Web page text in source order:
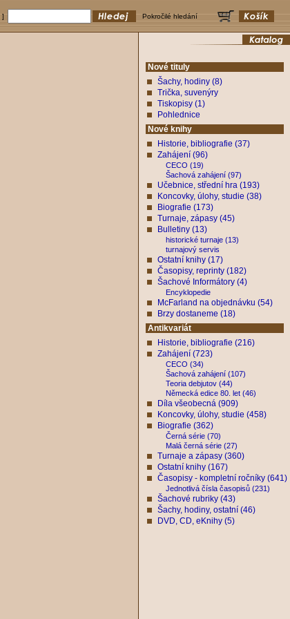
] Pokročilé hledání
Nové tituly
Šachy, hodiny (8)
Trička, suvenýry
Tiskopisy (1)
Pohlednice
Nové knihy
Historie, bibliografie (37)
Zahájení (96)
CECO (19)
Šachová zahájení (97)
Učebnice, střední hra (193)
Koncovky, úlohy, studie (38)
Biografie (173)
Turnaje, zápasy (45)
Bulletiny (13)
historické turnaje (13)
turnajový servis
Ostatní knihy (17)
Časopisy, reprinty (182)
Šachové Informátory (4)
Encyklopedie
McFarland na objednávku (54)
Brzy dostaneme (18)
Antikvariát
Historie, bibliografie (216)
Zahájení (723)
CECO (34)
Šachová zahájení (107)
Teoria debjutov (44)
Německá edice 80. let (46)
Díla všeobecná (909)
Koncovky, úlohy, studie (458)
Biografie (362)
Černá série (70)
Malá černá série (27)
Turnaje a zápasy (360)
Ostatní knihy (167)
Časopisy - kompletní ročníky (641)
Jednotlivá čísla časopisů (231)
Šachové rubriky (43)
Šachy, hodiny, ostatní (46)
DVD, CD, eKnihy (5)